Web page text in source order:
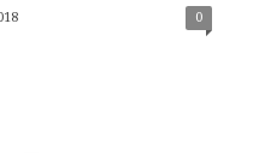
0